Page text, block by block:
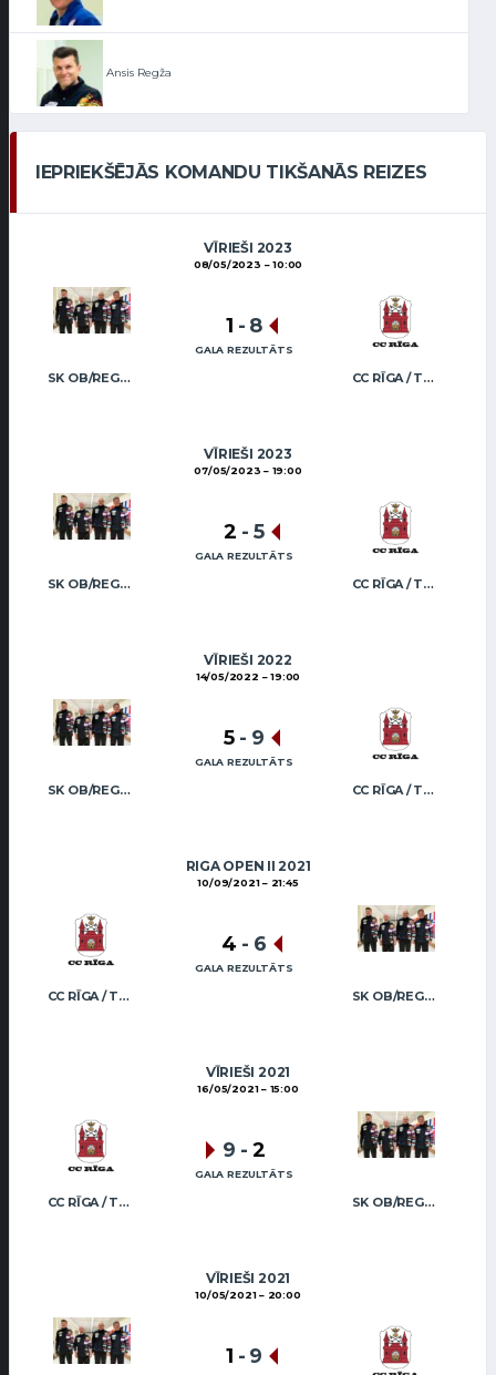
Ansis Regža
IEPRIEKŠĒJĀS KOMANDU TIKŠANĀS REIZES
VĪRIEŠI 2023
08/05/2023 10:00
SK OB/REGŽA MEN CC RĪGA / TRUKŠĀNS
1 - 8
GALA REZULTĀTS
VĪRIEŠI 2023
07/05/2023 19:00
SK OB/REGŽA MEN CC RĪGA / TRUKŠĀNS
2 - 5
GALA REZULTĀTS
VĪRIEŠI 2022
14/05/2022 19:00
SK OB/REGŽA MEN CC RĪGA / TRUKŠĀNS
5 - 9
GALA REZULTĀTS
RIGA OPEN II 2021
10/09/2021 21:45
CC RĪGA / TRUKŠĀNS SK OB/REGŽA MEN
4 - 6
GALA REZULTĀTS
VĪRIEŠI 2021
16/05/2021 15:00
CC RĪGA / TRUKŠĀNS SK OB/REGŽA MEN
9 - 2
GALA REZULTĀTS
VĪRIEŠI 2021
10/05/2021 20:00
1 - 9